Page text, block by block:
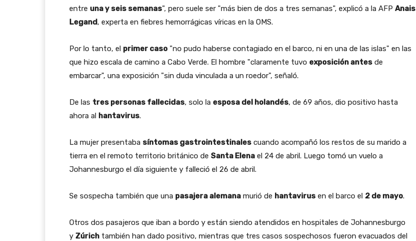
entre una y seis semanas", pero suele ser "más bien de dos a tres semanas", explicó a la AFP Anais
Legand, experta en fiebres hemorrágicas víricas en la OMS.
Por lo tanto, el primer caso "no pudo haberse contagiado en el barco, ni en una de las islas" en las
que hizo escala de camino a Cabo Verde. El hombre "claramente tuvo exposición antes de
embarcar", una exposición "sin duda vinculada a un roedor", señaló.
De las tres personas fallecidas, solo la esposa del holandés, de 69 años, dio positivo hasta
ahora al hantavirus.
La mujer presentaba síntomas gastrointestinales cuando acompañó los restos de su marido a
tierra en el remoto territorio británico de Santa Elena el 24 de abril. Luego tomó un vuelo a
Johannesburgo el día siguiente y falleció el 26 de abril.
Se sospecha también que una pasajera alemana murió de hantavirus en el barco el 2 de mayo.
Otros dos pasajeros que iban a bordo y están siendo atendidos en hospitales de Johannesburgo
y Zúrich también han dado positivo, mientras que tres casos sospechosos fueron evacuados del